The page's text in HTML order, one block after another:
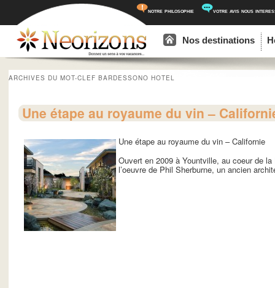
notre philosophie votre avis nous
Aller au contenu principal
Aller au contenu secondaire
Nos destinations
ARCHIVES DU MOT-CLEF BARDESSONO HOTEL
Une étape au royaume du vin –
Une étape au royaume du vin – Californie
Ouvert en 2009 à Yountville, au coeur de
l’oeuvre de Phil Sherburne, un ancien